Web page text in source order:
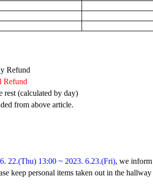
Refund
Refund
rest (calculated by day)
from above article.
22.(Thu) 13:00 ~ 2023. 6.23.(Fri), we
keep personal items taken out in the